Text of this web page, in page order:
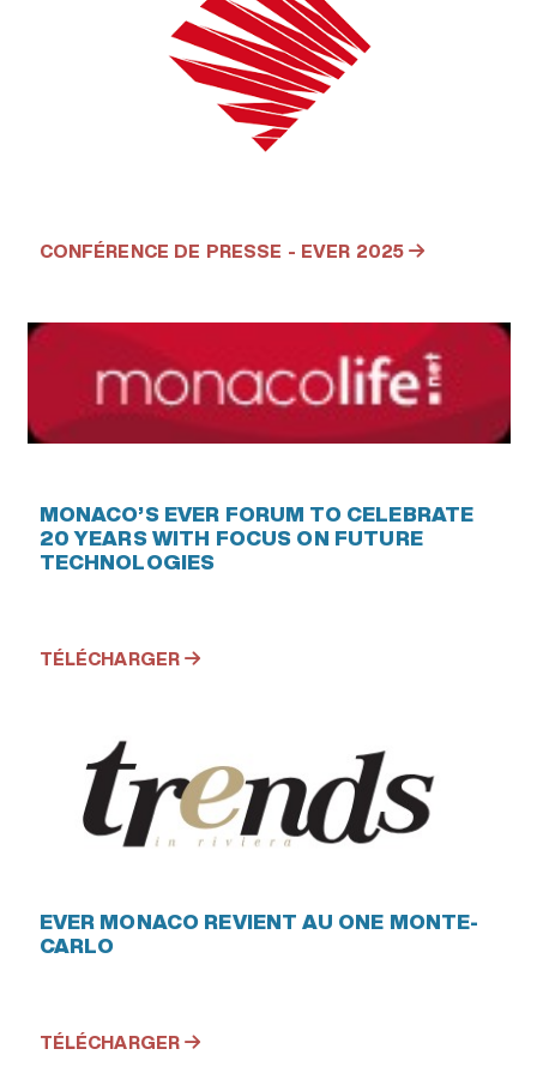
CONFÉRENCE DE PRESSE - EVER 2025
MONACO’S EVER FORUM TO CELEBRATE
20 YEARS WITH FOCUS ON FUTURE
TECHNOLOGIES
TÉLÉCHARGER
EVER MONACO REVIENT AU ONE MONTE-
CARLO
TÉLÉCHARGER